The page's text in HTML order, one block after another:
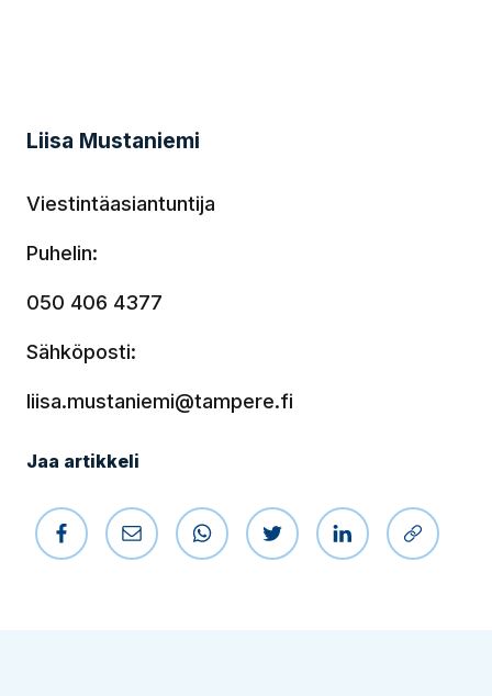
Liisa Mustaniemi
Viestintäasiantuntija
Puhelin:
050 406 4377
Sähköposti:
liisa.mustaniemi@tampere.fi
Jaa artikkeli
Jaa Facebookissa
Jaa sähköpostilla
Jaa WhatsAppissa
Jaa Twitterissä
Jaa Kopioi